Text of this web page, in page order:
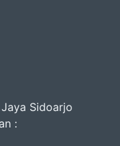
Sidoarjo
: